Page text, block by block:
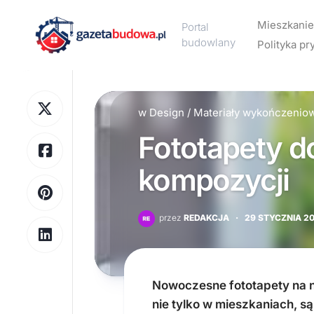
content
Portal
budowlany
Mieszkanie
Design
Meble
wnętrz
Polityka
w Design / Materiały
Fototapety
kompozycji
przez REDAKCJA · 29 STYCZNIA
Nowoczesne fototapety na
nie tylko w mieszkaniach,